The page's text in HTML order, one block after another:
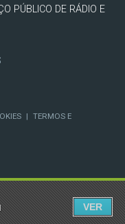
PÚBLICO DE RÁDIO E
| TERMOS E
VER